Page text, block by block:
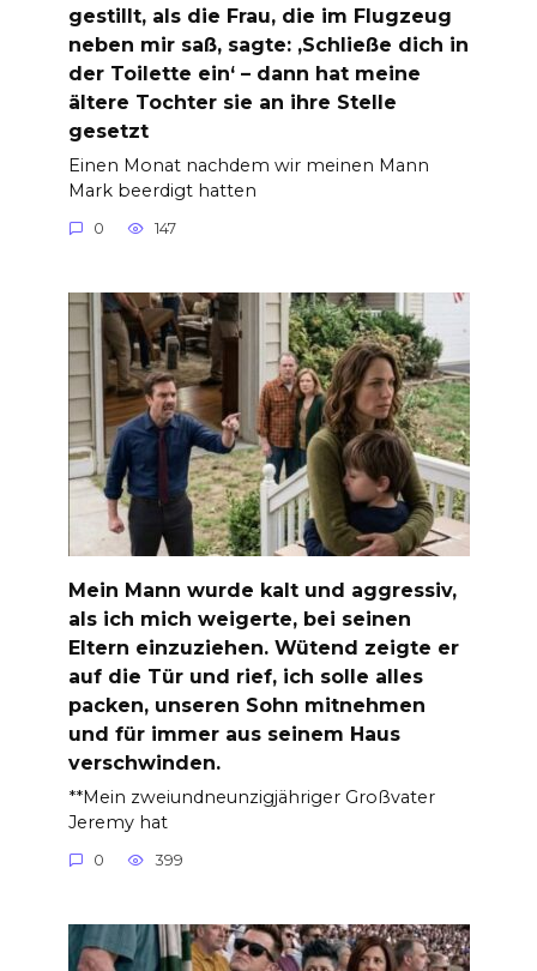
gestillt, als die Frau, die im Flugzeug
neben mir saß, sagte: ‚Schließe dich in
der Toilette ein‘ – dann hat meine
ältere Tochter sie an ihre Stelle
gesetzt
Einen Monat nachdem wir meinen Mann
Mark beerdigt hatten
0 147
Mein Mann wurde kalt und aggressiv,
als ich mich weigerte, bei seinen
Eltern einzuziehen. Wütend zeigte er
auf die Tür und rief, ich solle alles
packen, unseren Sohn mitnehmen
und für immer aus seinem Haus
verschwinden.
**Mein zweiundneunzigjähriger Großvater
Jeremy hat
0 399